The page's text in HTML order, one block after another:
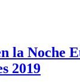
la Noche
2019